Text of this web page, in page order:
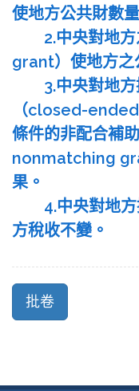
使地方公共財數
2.中央對地方
grant）使地方之
3.中央對地方
（closed-
條件的非配合補
nonmatching
果。
4.中央對地方
方稅收不變。